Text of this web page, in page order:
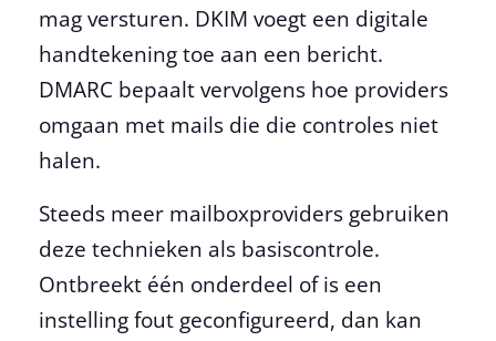
mag versturen. DKIM voegt een digitale
handtekening toe aan een bericht.
DMARC bepaalt vervolgens hoe providers
omgaan met mails die die controles niet
halen.
Steeds meer mailboxproviders gebruiken
deze technieken als basiscontrole.
Ontbreekt één onderdeel of is een
instelling fout geconfigureerd, dan kan